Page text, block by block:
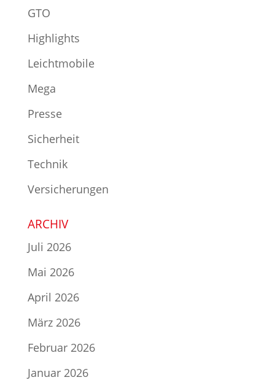
GTO
Highlights
Leichtmobile
Mega
Presse
Sicherheit
Technik
Versicherungen
ARCHIV
Juli 2026
Mai 2026
April 2026
März 2026
Februar 2026
Januar 2026